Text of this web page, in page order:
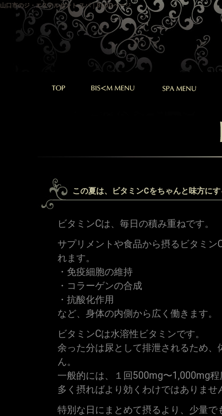
山口市のジ・エステルセント スパ｜BLOGページ
この夏は、ビタミンCをちゃんと味方に
ビタミンCは、毎日の積み重ねです。
サプリメントや食品から摂るビタミ
れます。
・免疫細胞の維持
・コラーゲンの合成
・抗酸化作用
など、身体の内側から広く働きます。
ビタミンCは水溶性ビタミンです。
余った分は尿として排泄されるため
ん。
一般的には、１回500mg〜1,000mg
多く摂ればより効くわけではありませ
特別な日にまとめて摂るより、少量で